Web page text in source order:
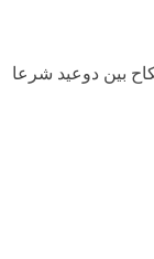
: نکاح بین دوعید شرعا